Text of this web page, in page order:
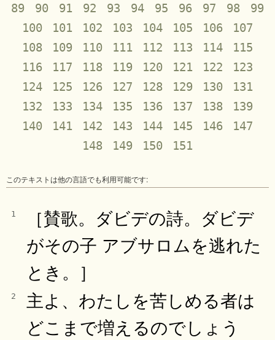
89
90 91 92 93 94 95 96 97 98
99
100
101 102 103 104 105 106
107
108
109 110 111 112 113 114
115
116
117 118 119 120 121 122
123
124
125 126 127 128 129 130
131
132
133 134 135 136 137 138
139
140
141 142 143 144 145 146
147
148
149 150 151
このテキストは他の言語でも利用可能です:
1
［賛歌。ダビデの詩。ダビデ
がその子 アブサロムを逃れた
とき。］
2
主よ、わたしを苦しめる者は
どこまで増えるのでしょう